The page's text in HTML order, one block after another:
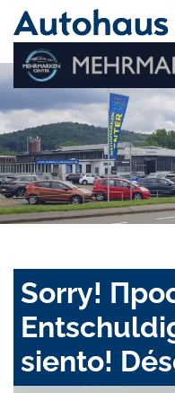
Sorry!
siento!